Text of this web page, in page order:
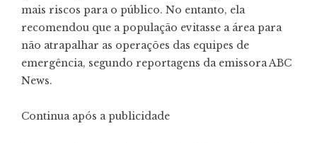
mais riscos para o público. No entanto, ela
recomendou que a população evitasse a área para
não atrapalhar as operações das equipes de
emergência, segundo reportagens da emissora ABC
News.
Continua após a publicidade